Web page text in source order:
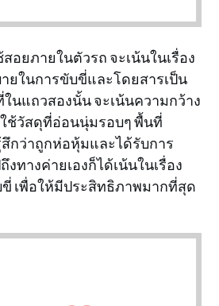
อยภายในตัวรถ จะเน้นในเรื่อง
ยในการขับขี่และโดยสารเป็น
นแถวสองนั้น จะเน้นความกว้าง
ช้วัสดุที่อ่อนนุ่มรอบๆ พื้นที่
กว่าถูกห่อหุ้มและได้รับการ
ทางค่ายเองก็ได้เน้นในเรื่อง
เพื่อให้มีประสิทธิภาพมากที่สุด